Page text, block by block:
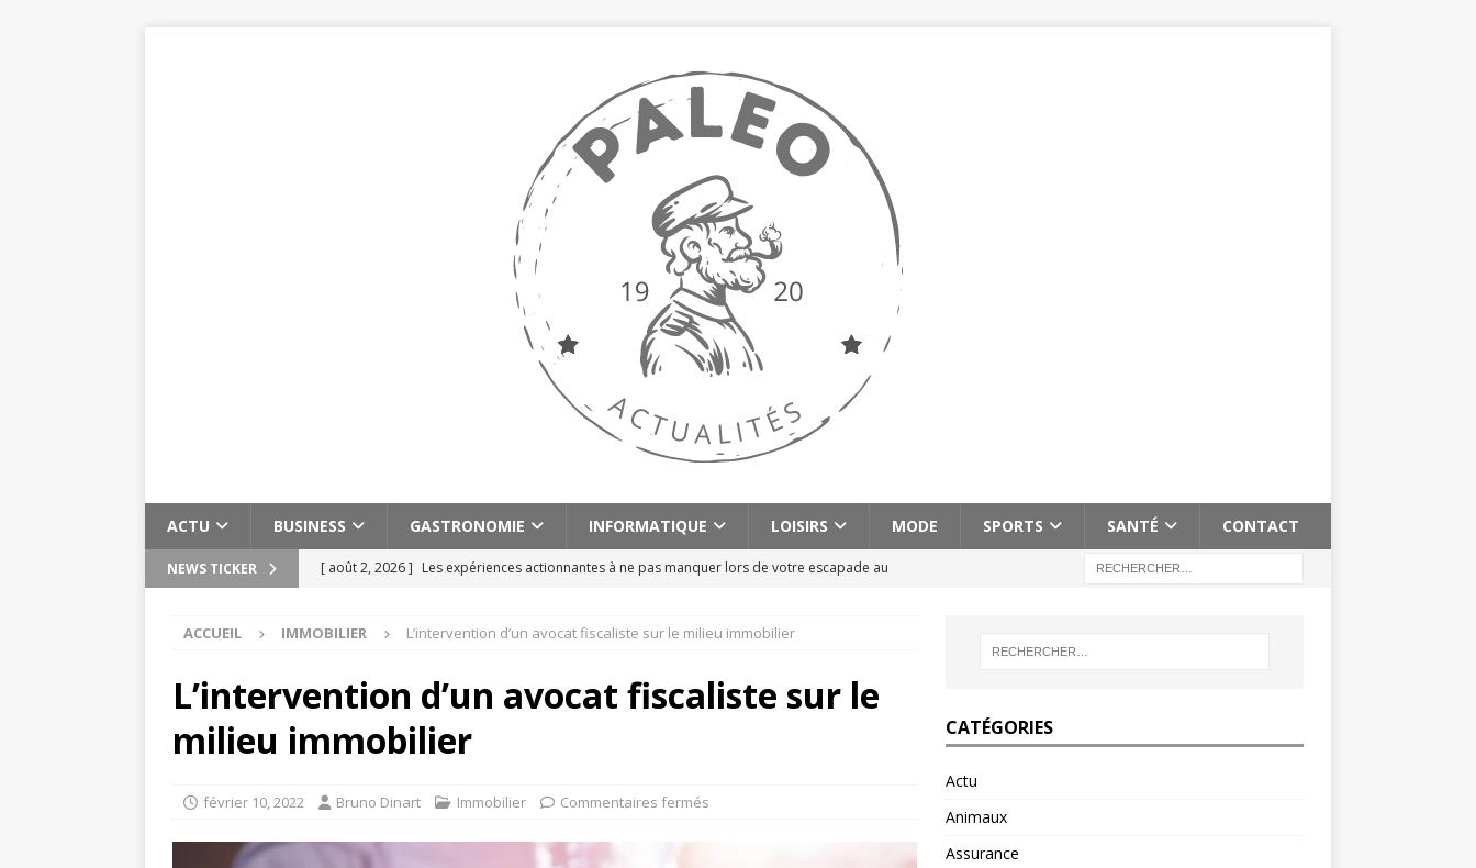
ACTU BUSINESS GASTRONOMIE INFORMATIQUE LOISIRS MODE SPORTS SANTÉ CONTACT
NEWS TICKER [ août 2, 2026 ] Les expériences actionnantes à ne pas manquer lors de votre escapade au
[ août 2, 2026 ]
Meilleure saison pour voyager en Géorgie : conseils pratiques et astuces
[ juillet 26, 2026 ] Process.com test : résultats et retour d’expérience
[ août 3, 2026 ]
Pervers narcissique définition : 7 signes qui ne trompent pas
ACCUEIL IMMOBILIER L’intervention d’un avocat fiscaliste sur le milieu immobilier
L’intervention d’un avocat fiscaliste sur le
milieu immobilier
février 10, 2022 Bruno Dinart Immobilier Commentaires fermés
CATÉGORIES
Actu
Animaux
Assurance